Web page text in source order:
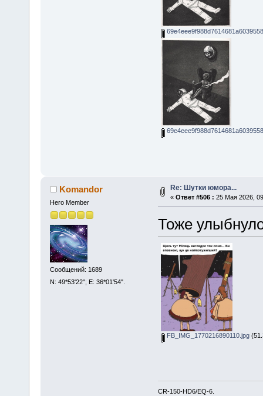
Komandor
Hero Member
Сообщений: 1689
N: 49*53'22"; E: 36*01'54".
Re: Шутки юмора...
« Ответ #506 : 25 Мая 2026,
Тоже
FB_IMG_1770216890110.jpg
CR-150-HD6/EQ-6.